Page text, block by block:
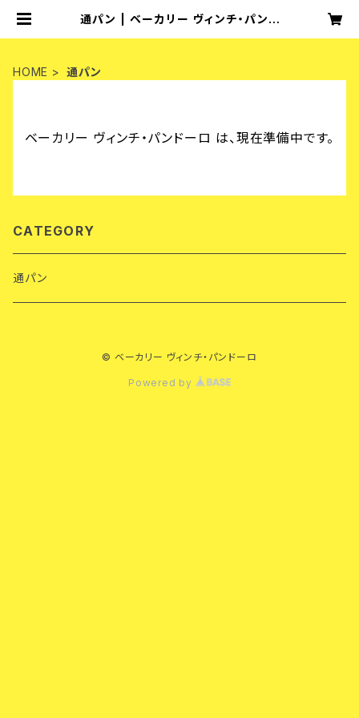
通パン | ベーカリー ヴィンチ・パンド
HOME 通パン
ベーカリー ヴィンチ・パンドーロ は、現在準備中です。
CATEGORY
通パン
© ベーカリー ヴィンチ・パンドーロ
Powered by